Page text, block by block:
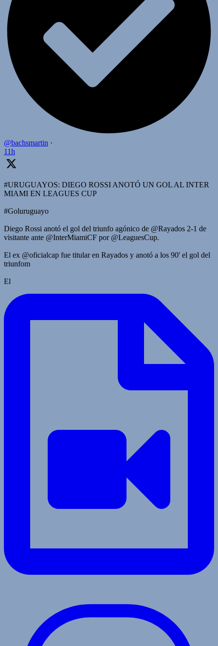
@bachsmartin ·
11h
#URUGUAYOS: DIEGO ROSSI ANOTÓ UN GOL AL INTER
MIAMI EN LEAGUES CUP
#Goluruguayo
Diego Rossi anotó el gol del triunfo agónico de @Rayados 2-1 de
visitante ante @InterMiamiCF por @LeaguesCup.
El ex @oficialcap fue titular en Rayados y anotó a los 90' el gol del
triunfom
El